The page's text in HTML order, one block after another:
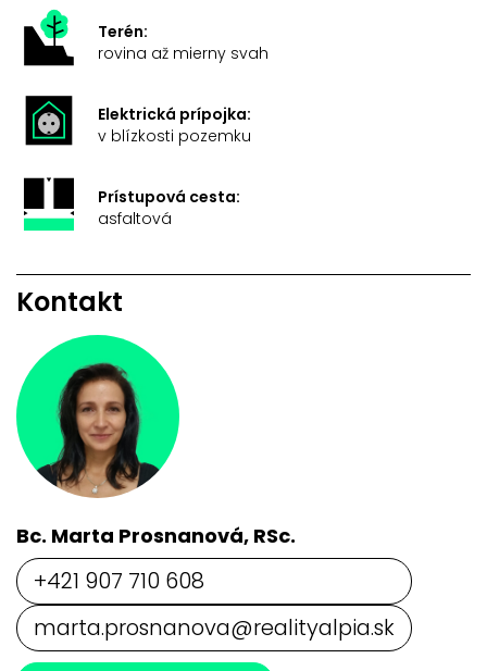
Terén:
rovina až mierny svah
Elektrická prípojka:
v blízkosti pozemku
Prístupová cesta:
asfaltová
Kontakt
Bc. Marta Prosnanová, RSc.
+421 907 710 608
marta.prosnanova@realityalpia.sk